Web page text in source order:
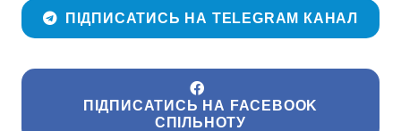
ПІДПИСАТИСЬ НА TELEGRAM КАНАЛ
ПІДПИСАТИСЬ НА FACEBOOK
СПІЛЬНОТУ